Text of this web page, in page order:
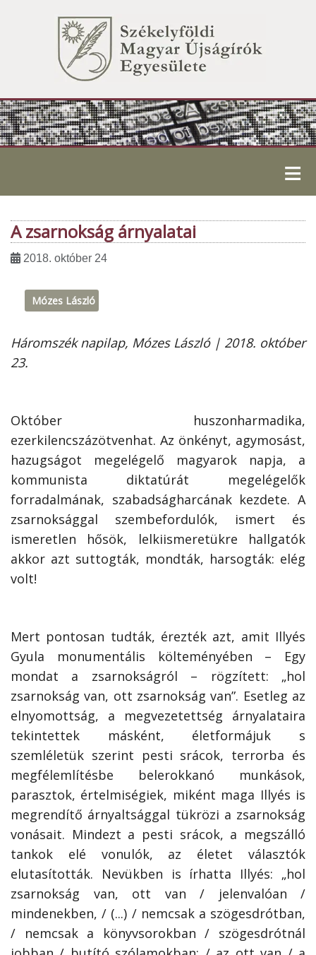
≡
A zsarnokság árnyalatai
2018. október 24
Mózes László
Háromszék napilap, Mózes László | 2018. október
23.
Október huszonharmadika,
ezerkilencszázötvenhat. Az önkényt, agymosást,
hazugságot megelégelő magyarok napja, a
kommunista diktatúrát megelégelők
forradalmának, szabadságharcának kezdete. A
zsarnoksággal szembefordulók, ismert és
ismeretlen hősök, lelkiismeretükre hallgatók
akkor azt suttogták, mondták, harsogták: elég
volt!
Mert pontosan tudták, érezték azt, amit Illyés
Gyula monumentális költeményében – Egy
mondat a zsarnokságról – rögzített: „hol
zsarnokság van, ott zsarnokság van”. Esetleg az
elnyomottság, a megvezetettség árnyalataira
tekintettek másként, életformájuk s
szemléletük szerint pesti srácok, terrorba és
megfélemlítésbe belerokkanó munkások,
parasztok, értelmiségiek, miként maga Illyés is
megrendítő árnyaltsággal tükrözi a zsarnokság
vonásait. Mindezt a pesti srácok, a megszálló
tankok elé vonulók, az életet választók
elutasították. Nevükben is írhatta Illyés: „hol
zsarnokság van, ott van / jelenvalóan /
mindenekben, / (...) / nemcsak a szögesdrótban,
/ nemcsak a könyvsorokban / szögesdrótnál